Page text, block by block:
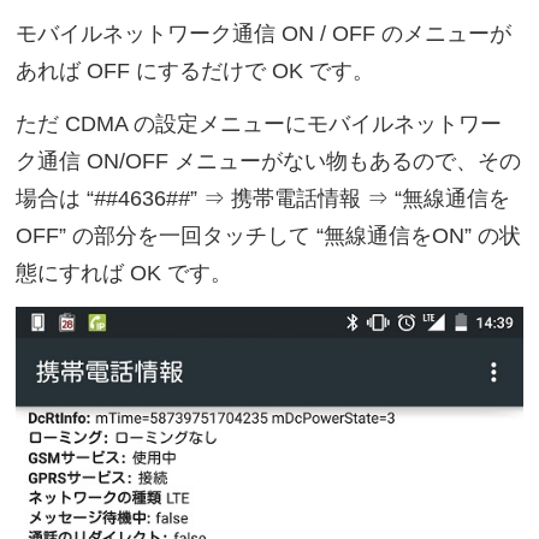
モバイルネットワーク通信 ON / OFF のメニューが
あれば OFF にするだけで OK です。
ただ CDMA の設定メニューにモバイルネットワー
ク通信 ON/OFF メニューがない物もあるので、その
場合は “##4636##” ⇒ 携帯電話情報 ⇒ “無線通信を
OFF” の部分を一回タッチして “無線通信をON” の状
態にすれば OK です。